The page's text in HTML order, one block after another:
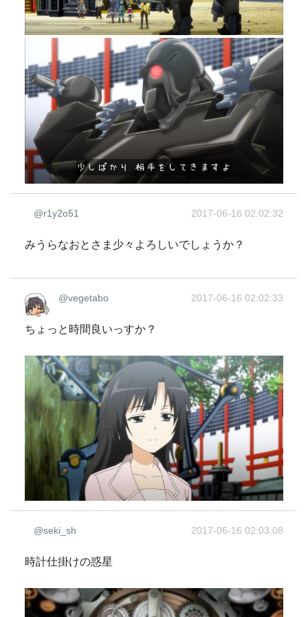
@r1y2o51 2017-06-16 02:02:32
みうらなおとさま少々よろしいでしょうか？
@vegetabo 2017-06-16 02:02:33
ちょっと時間良いっすか？
@seki_sh 2017-06-16 02:03:08
時計仕掛けの惑星